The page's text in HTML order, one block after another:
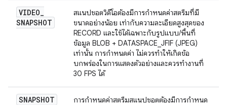
VIDEO_
SNAPSHOT
สแนปชอตวิดีโอต้องมีการกำหนดค่าสตรีมที่มี
ขนาดอย่างน้อย เท่ากับความละเอียดสูงสุดของ
RECORD และใช้ได้เฉพาะกับรูปแบบ/พื้นที่
ข้อมูล BLOB + DATASPACE_JFIF (JPEG)
เท่านั้น การกำหนดค่า ไม่ควรทำให้เกิดข้อ
บกพร่องในการแสดงตัวอย่างและควรทำงานที่
30 FPS ได้
SNAPSHOT
การกำหนดค่าสตรีมสแนปชอตต้องมีการกำหนด